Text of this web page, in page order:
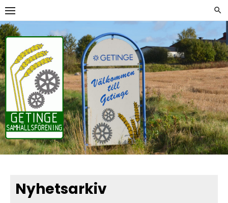
Hoppa
till
innehåll
Nyhetsarkiv